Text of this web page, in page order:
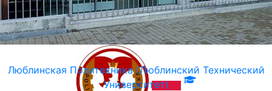
Люблинская Политехника (Люблинский Технический
Университет)